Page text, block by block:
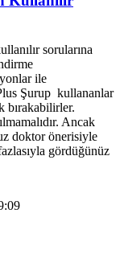
sorularına
ile
Şurup kullananlar
bırakabilirler.
Ancak
doktor önerisiyle
gördüğünüz